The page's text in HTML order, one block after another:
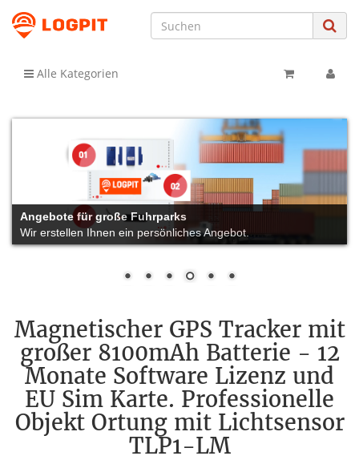
Alle Kategorien
Angebote für große Fuhrparks
Wir erstellen Ihnen ein persönliches Angebot.
Magnetischer GPS Tracker mit
großer 8100mAh Batterie - 12
Monate Software Lizenz und
EU Sim Karte. Professionelle
Objekt Ortung mit Lichtsensor
TLP1-LM